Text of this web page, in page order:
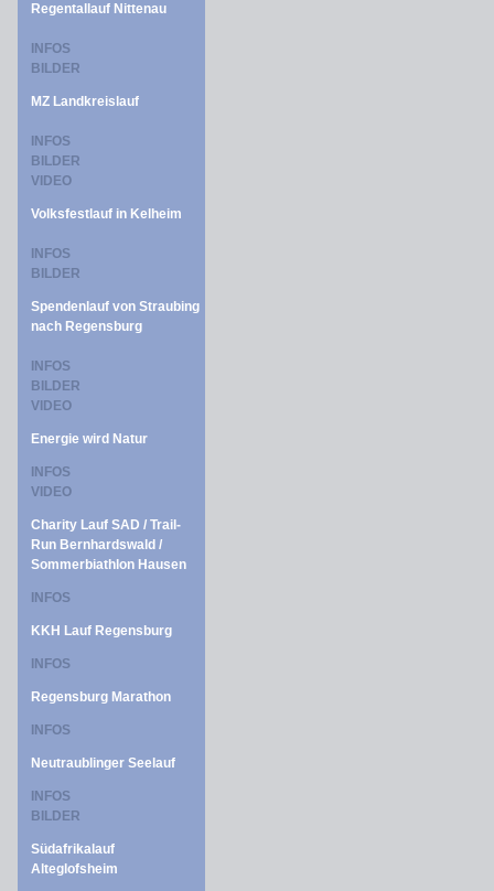
Regentallauf Nittenau
INFOS
BILDER
MZ Landkreislauf
INFOS
BILDER
VIDEO
Volksfestlauf in Kelheim
INFOS
BILDER
Spendenlauf von Straubing
nach Regensburg
INFOS
BILDER
VIDEO
Energie wird Natur
INFOS
VIDEO
Charity Lauf SAD / Trail-
Run Bernhardswald /
Sommerbiathlon Hausen
INFOS
KKH Lauf Regensburg
INFOS
Regensburg Marathon
INFOS
Neutraublinger Seelauf
INFOS
BILDER
Südafrikalauf
Alteglofsheim